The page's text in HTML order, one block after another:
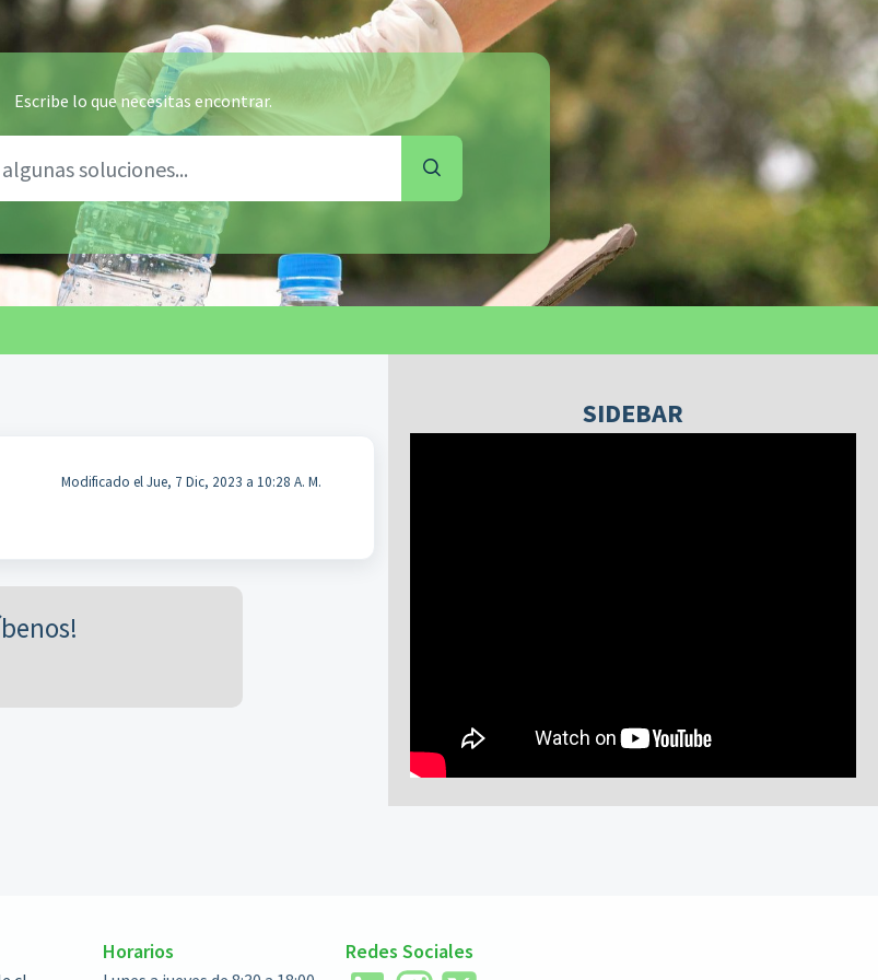
Escribe lo que necesitas encontrar.
Modificado el Jue, 7 Dic, 2023 a 10:28 A. M.
SIDEBAR
Horarios Redes Sociales